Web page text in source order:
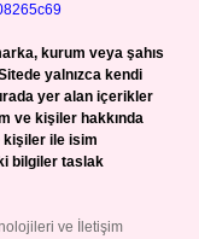
kurum veya şahıs
yalnızca kendi
yer alan içerikler
ve kişiler hakkında
kişiler ile isim
bilgiler taslak
ve İletişim